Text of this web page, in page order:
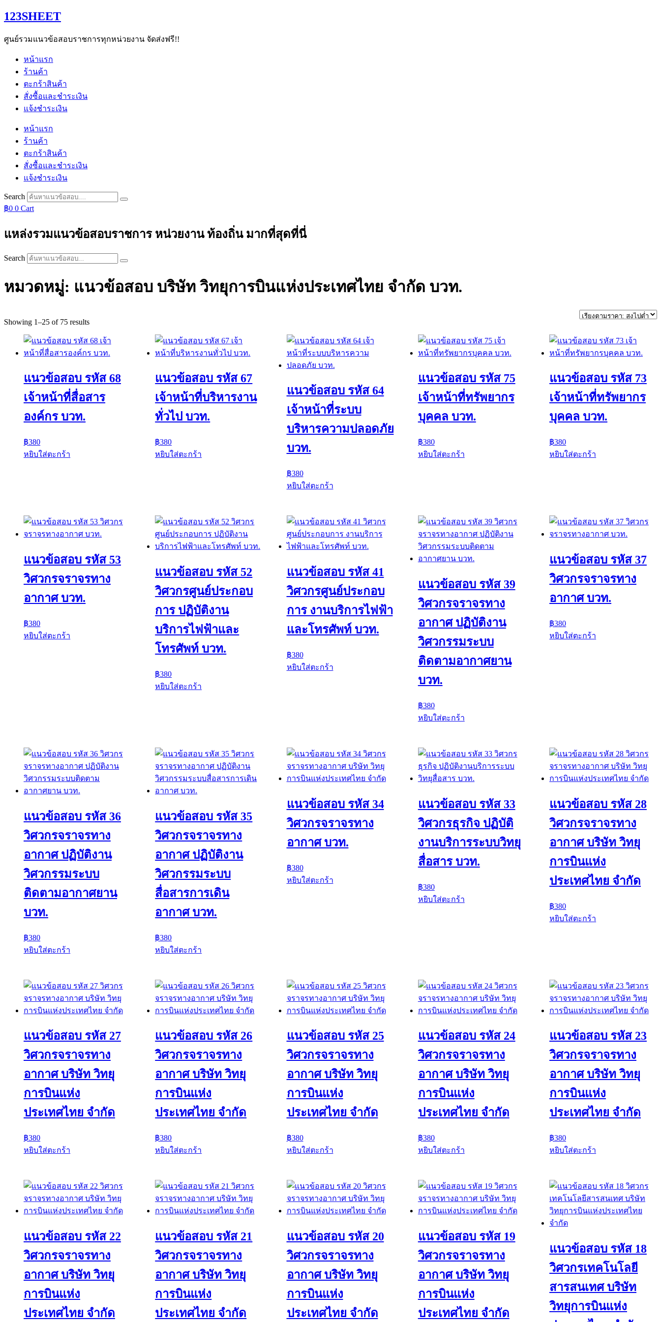
Skip
to
123SHEET
ศูนย์รวมแนวข้อสอบราชการทุกหน่วยงาน จัดส่งฟรี!!
หน้าแรก
ร้านค้า
ตะกร้าสินค้า
สั่งซื้อและชำระเงิน
แจ้งชำระเงิน
หน้าแรก
ร้านค้า
ตะกร้าสินค้า
สั่งซื้อและชำระเงิน
แจ้งชำระเงิน
Search
฿0 0 Cart
แหล่งรวมแนวข้อสอบราชการ หน่วยงาน ท้องถิ่น มากที่สุดที่นี่
Search
หมวดหมู่: แนวข้อสอบ บริษัท วิทยุการบินแห่งประเทศไทย จำกัด บวท.
Showing 1–25 of 75 resultsSorted
price:
to
แนวข้อสอบ รหัส 68
เจ้าหน้าที่สื่อสาร
องค์กร บวท.
฿380
หยิบใส่ตะกร้า
แนวข้อสอบ รหัส 67
เจ้าหน้าที่บริหารงาน
ทั่วไป บวท.
฿380
หยิบใส่ตะกร้า
แนวข้อสอบ รหัส 64
เจ้าหน้าที่ระบบ
บริหารความปลอดภัย
บวท.
฿380
หยิบใส่ตะกร้า
แนวข้อสอบ รหัส 75
เจ้าหน้าที่ทรัพยากร
บุคคล บวท.
฿380
หยิบใส่ตะกร้า
แนวข้อสอบ รหัส 73
เจ้าหน้าที่ทรัพยากร
บุคคล บวท.
฿380
หยิบใส่ตะกร้า
แนวข้อสอบ รหัส 53
วิศวกรจราจรทาง
อากาศ บวท.
฿380
หยิบใส่ตะกร้า
แนวข้อสอบ รหัส 52
วิศวกรศูนย์ประกอบ
การ ปฏิบัติงาน
บริการไฟฟ้าและ
โทรศัพท์ บวท.
฿380
หยิบใส่ตะกร้า
แนวข้อสอบ รหัส 41
วิศวกรศูนย์ประกอบ
การ งานบริการไฟฟ้า
และโทรศัพท์ บวท.
฿380
หยิบใส่ตะกร้า
แนวข้อสอบ รหัส 39
วิศวกรจราจรทาง
อากาศ ปฏิบัติงาน
วิศวกรรมระบบ
ติดตามอากาศยาน
บวท.
฿380
หยิบใส่ตะกร้า
แนวข้อสอบ รหัส 37
วิศวกรจราจรทาง
อากาศ บวท.
฿380
หยิบใส่ตะกร้า
แนวข้อสอบ รหัส 36
วิศวกรจราจรทาง
อากาศ ปฏิบัติงาน
วิศวกรรมระบบ
ติดตามอากาศยาน
บวท.
฿380
หยิบใส่ตะกร้า
แนวข้อสอบ รหัส 35
วิศวกรจราจรทาง
อากาศ ปฏิบัติงาน
วิศวกรรมระบบ
สื่อสารการเดิน
อากาศ บวท.
฿380
หยิบใส่ตะกร้า
แนวข้อสอบ รหัส 34
วิศวกรจราจรทาง
อากาศ บวท.
฿380
หยิบใส่ตะกร้า
แนวข้อสอบ รหัส 33
วิศวกรธุรกิจ ปฏิบัติ
งานบริการระบบวิทยุ
สื่อสาร บวท.
฿380
หยิบใส่ตะกร้า
แนวข้อสอบ รหัส 28
วิศวกรจราจรทาง
อากาศ บริษัท วิทยุ
การบินแห่ง
ประเทศไทย จำกัด
฿380
หยิบใส่ตะกร้า
แนวข้อสอบ รหัส 27
วิศวกรจราจรทาง
อากาศ บริษัท วิทยุ
การบินแห่ง
ประเทศไทย จำกัด
฿380
หยิบใส่ตะกร้า
แนวข้อสอบ รหัส 26
วิศวกรจราจรทาง
อากาศ บริษัท วิทยุ
การบินแห่ง
ประเทศไทย จำกัด
฿380
หยิบใส่ตะกร้า
แนวข้อสอบ รหัส 25
วิศวกรจราจรทาง
อากาศ บริษัท วิทยุ
การบินแห่ง
ประเทศไทย จำกัด
฿380
หยิบใส่ตะกร้า
แนวข้อสอบ รหัส 24
วิศวกรจราจรทาง
อากาศ บริษัท วิทยุ
การบินแห่ง
ประเทศไทย จำกัด
฿380
หยิบใส่ตะกร้า
แนวข้อสอบ รหัส 23
วิศวกรจราจรทาง
อากาศ บริษัท วิทยุ
การบินแห่ง
ประเทศไทย จำกัด
฿380
หยิบใส่ตะกร้า
แนวข้อสอบ รหัส 22
วิศวกรจราจรทาง
อากาศ บริษัท วิทยุ
การบินแห่ง
ประเทศไทย จำกัด
แนวข้อสอบ รหัส 21
วิศวกรจราจรทาง
อากาศ บริษัท วิทยุ
การบินแห่ง
ประเทศไทย จำกัด
แนวข้อสอบ รหัส 20
วิศวกรจราจรทาง
อากาศ บริษัท วิทยุ
การบินแห่ง
ประเทศไทย จำกัด
แนวข้อสอบ รหัส 19
วิศวกรจราจรทาง
อากาศ บริษัท วิทยุ
การบินแห่ง
ประเทศไทย จำกัด
แนวข้อสอบ รหัส 18
วิศวกรเทคโนโลยี
สารสนเทศ บริษัท
วิทยุการบินแห่ง